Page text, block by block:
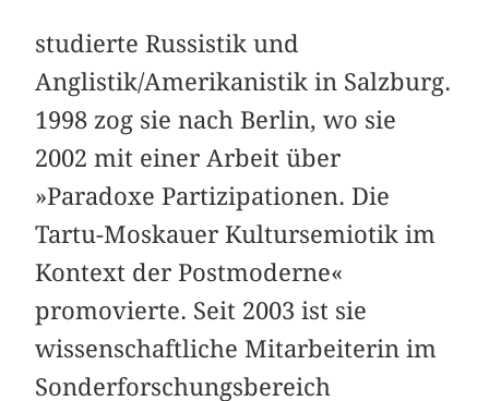
studierte Russistik und
Anglistik/Amerikanistik in Salzburg.
1998 zog sie nach Berlin, wo sie
2002 mit einer Arbeit über
»Paradoxe Partizipationen. Die
Tartu-Moskauer Kultursemiotik im
Kontext der Postmoderne«
promovierte. Seit 2003 ist sie
wissenschaftliche Mitarbeiterin im
Sonderforschungsbereich